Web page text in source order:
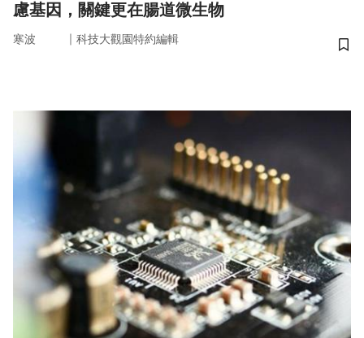
慮基因，關鍵更在腸道微生物
寒波 ｜ 科技大觀園特約編輯
儲